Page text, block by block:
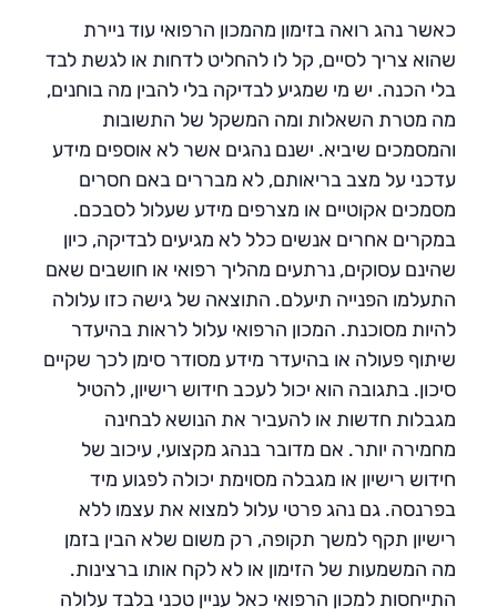
כאשר נהג רואה בזימון מהמכון הרפואי עוד ניירת
שהוא צריך לסיים, קל לו להחליט לדחות או לגשת לבד
בלי הכנה. יש מי שמגיע לבדיקה בלי להבין מה בוחנים,
מה מטרת השאלות ומה המשקל של התשובות
והמסמכים שיביא. ישנם נהגים אשר לא אוספים מידע
עדכני על מצב בריאותם, לא מבררים באם חסרים
מסמכים אקוטיים או מצרפים מידע שעלול לסבכם.
במקרים אחרים אנשים כלל לא מגיעים לבדיקה, כיון
שהינם עסוקים, נרתעים מהליך רפואי או חושבים שאם
התעלמו הפנייה תיעלם. התוצאה של גישה כזו עלולה
להיות מסוכנת. המכון הרפואי עלול לראות בהיעדר
שיתוף פעולה או בהיעדר מידע מסודר סימן לכך שקיים
סיכון. בתגובה הוא יכול לעכב חידוש רישיון, להטיל
מגבלות חדשות או להעביר את הנושא לבחינה
מחמירה יותר. אם מדובר בנהג מקצועי, עיכוב של
חידוש רישיון או מגבלה מסוימת יכולה לפגוע מיד
בפרנסה. גם נהג פרטי עלול למצוא את עצמו ללא
רישיון תקף למשך תקופה, רק משום שלא הבין בזמן
מה המשמעות של הזימון או לא לקח אותו ברצינות.
התייחסות למכון הרפואי כאל עניין טכני בלבד עלולה